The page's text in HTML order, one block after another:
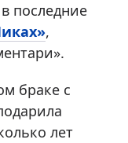
последние
,
браке с
лет